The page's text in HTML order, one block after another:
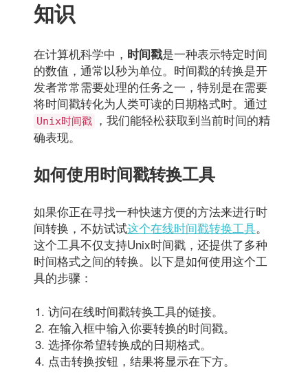
知识
在计算机科学中， 时间戳是一种表示特定时间
的数值，通常以秒为单位。时间戳的转换是开
发者常常需要处理的任务之一，特别是在需要
将时间戳转化为人类可读的日期格式时。通过
Unix时间戳
，我们能轻松获取到当前时间的精
确表现。
如何使用时间戳转换工具
如果你正在寻找一种快速方便的方法来进行时
间转换，不妨试试这个在线时间戳转换工具。
这个工具不仅支持Unix时间戳，还提供了多种
时间格式之间的转换。以下是如何使用这个工
具的步骤：
访问在线时间戳转换工具的链接。
在输入框中输入你要转换的时间戳。
选择你希望转换成的日期格式。
点击转换按钮，结果将显示在下方。